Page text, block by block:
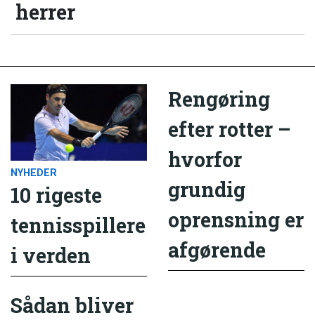
herrer
NYHEDER
10 rigeste
tennisspillere
i verden
Rengøring
efter rotter –
hvorfor
grundig
oprensning er
afgørende
Sådan bliver